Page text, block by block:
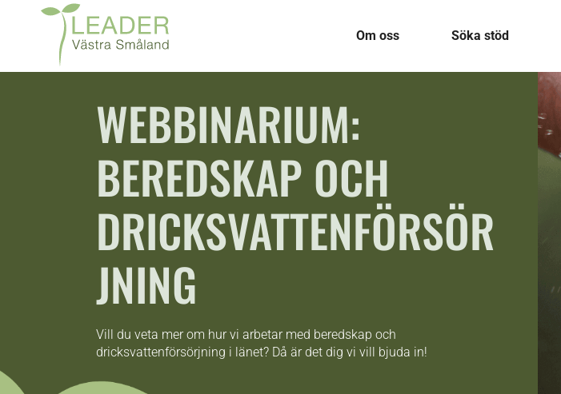
Om oss Söka stöd
WEBBINARIUM:
BEREDSKAP OCH
DRICKSVATTENFÖRSÖR
JNING
Vill du veta mer om hur vi arbetar med beredskap och
dricksvattenförsörjning i länet? Då är det dig vi vill bjuda in!